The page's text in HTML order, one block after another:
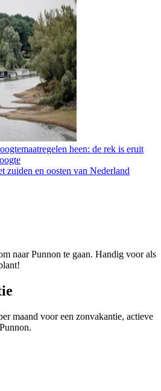
heen: de rek is eruit
zuiden en oosten van Nederland
naar Punnon te gaan. Handig voor als
maand voor een zonvakantie, actieve